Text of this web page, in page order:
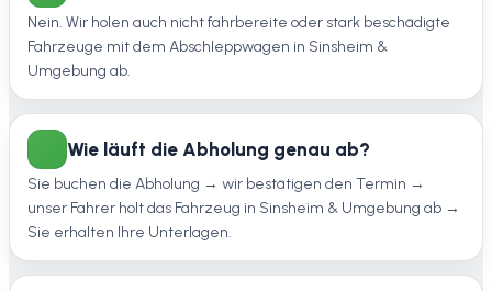
Nein. Wir holen auch nicht fahrbereite oder stark beschädigte
Fahrzeuge mit dem Abschleppwagen in Sinsheim &
Umgebung ab.
Wie läuft die Abholung genau ab?
Sie buchen die Abholung → wir bestätigen den Termin →
unser Fahrer holt das Fahrzeug in Sinsheim & Umgebung ab →
Sie erhalten Ihre Unterlagen.